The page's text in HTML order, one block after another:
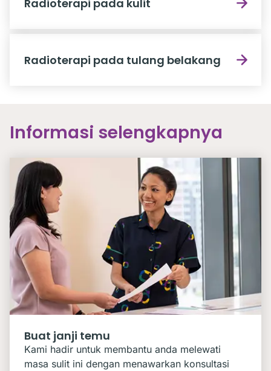
Radioterapi pada kulit
Radioterapi pada tulang belakang
Informasi selengkapnya
Buat janji temu
Kami hadir untuk membantu anda melewati
masa sulit ini dengan menawarkan konsultasi